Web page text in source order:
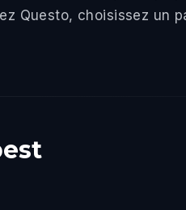
Questo, choisissez un